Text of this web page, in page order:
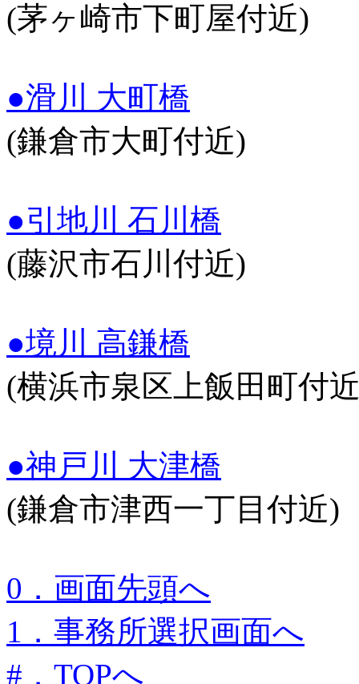
(茅ヶ崎市下町屋付近)
●滑川 大町橋
(鎌倉市大町付近)
●引地川 石川橋
(藤沢市石川付近)
●境川 高鎌橋
(横浜市泉区上飯田町付
●神戸川 大津橋
(鎌倉市津西一丁目付近)
0．画面先頭へ
1．事務所選択画面へ
#．TOPへ